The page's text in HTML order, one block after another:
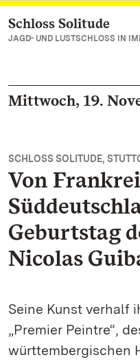
Zum Hauptinhalt
Schloss Solitude
JAGD- UND LUSTSCHLOSS IN
Mittwoch, 19.
SCHLOSS SOLITUDE,
Von
Geburtstag
Nicolas
Seine Kunst verhalf
„Premier Peintre“,
württembergischen